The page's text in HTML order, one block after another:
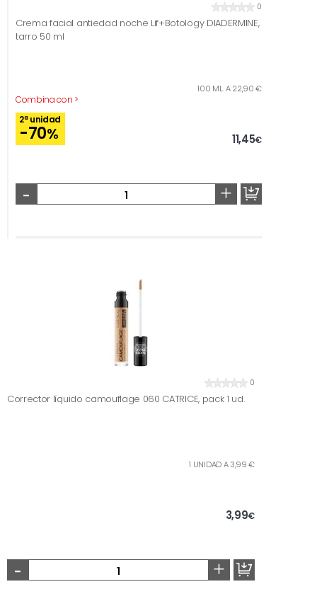
0
Crema facial antiedad noche Lif+Botology DIADERMINE,
tarro 50 ml
Combina con >
100 ML. A 22,90 €
2ª unidad
-70% 11,45€
- +
0
Corrector líquido camouflage 060 CATRICE, pack 1 ud.
1 UNIDAD A 3,99 €
3,99€
- +